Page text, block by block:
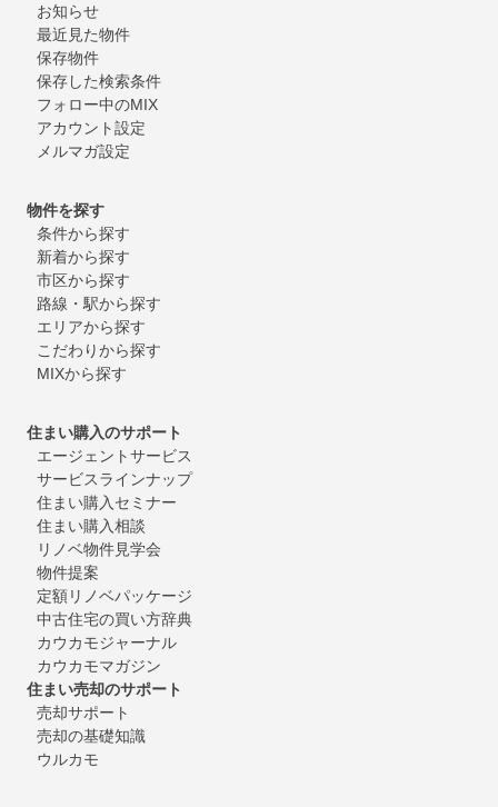
お知らせ
最近見た物件
保存物件
保存した検索条件
フォロー中のMIX
アカウント設定
メルマガ設定
物件を探す
条件から探す
新着から探す
市区から探す
路線・駅から探す
エリアから探す
こだわりから探す
MIXから探す
住まい購入のサポート
エージェントサービス
サービスラインナップ
住まい購入セミナー
住まい購入相談
リノベ物件見学会
物件提案
定額リノベパッケージ
中古住宅の買い方辞典
カウカモジャーナル
カウカモマガジン
住まい売却のサポート
売却サポート
売却の基礎知識
ウルカモ